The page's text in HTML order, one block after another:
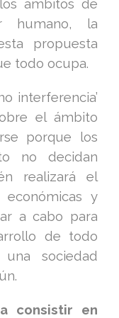
ámbitos de
humano, la
propuesta
todo ocupa.
interferencia’
el ámbito
porque los
no decidan
realizará el
y
a cabo para
de todo
sociedad
consistir en